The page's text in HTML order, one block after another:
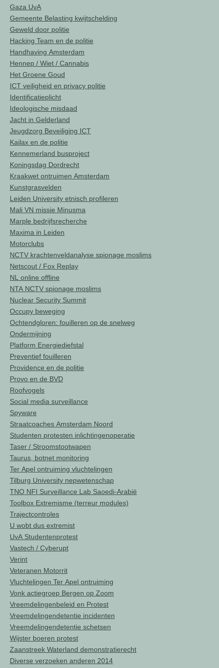
Gaza UvA
Gemeente Belasting kwijtschelding
Geweld door politie
Hacking Team en de politie
Handhaving Amsterdam
Hennep / Wiet / Cannabis
Het Groene Goud
ICT veiligheid en privacy politie
Identificatieplicht
Ideologische misdaad
Jacht in Gelderland
Jeugdzorg Beveiliging ICT
Kailax en de politie
Kennemerland busproject
Koningsdag Dordrecht
Kraakwet ontruimen Amsterdam
Kunstgrasvelden
Leiden University etnisch profileren
Mali VN missie Minusma
Marple bedrijfsrecherche
Maxima in Leiden
Motorclubs
NCTV krachtenveldanalyse spionage moslims
Netscout / Fox Replay
NL online offline
NTA NCTV spionage moslims
Nuclear Security Summit
Occupy beweging
Ochtendgloren: fouilleren op de snelweg
Ondermijning
Platform Energiediefstal
Preventief fouilleren
Providence en de politie
Provo en de BVD
Roofvogels
Social media surveillance
Spyware
Straatcoaches Amsterdam Noord
Studenten protesten inlichtingenoperatie
Taser / Stroomstootwapen
Taurus, botnet monitoring
Ter Apel ontruiming vluchtelingen
Tilburg University nepwetenschap
TNO NFI Surveillance Lab Saoedi-Arabië
Toolbox Extremisme (terreur modules)
Trajectcontroles
U wobt dus extremist
UvA Studentenprotest
Vastech / Cyberupt
Verint
Veteranen Motorrit
Vluchtelingen Ter Apel ontruiming
Vonk actiegroep Bergen op Zoom
Vreemdelingenbeleid en Protest
Vreemdelingendetentie incidenten
Vreemdelingendetentie schetsen
Wijster boeren protest
Zaanstreek Waterland demonstratierecht
Diverse verzoeken anderen 2014